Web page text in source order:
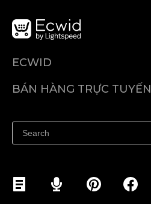
ECWID
Trung tâm trợ giúp
BÁN HÀNG TRỰC TUYẾN
Quảng bá ở bất cứ đâu
Kiểm soát mọi thứ